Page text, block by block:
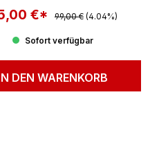
€* Regulärer Preis:
99,00 € (4.04%)
Sofort verfügbar
DEN WARENKORB